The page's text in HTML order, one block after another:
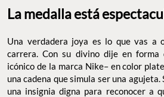
La medalla está
Una verdadera joya es lo que vas a
carrera. Con su divino dije en forma
icónico de la marca Nike– en color
una cadena que simula ser una agujeta.
una insignia digna para reconocer a